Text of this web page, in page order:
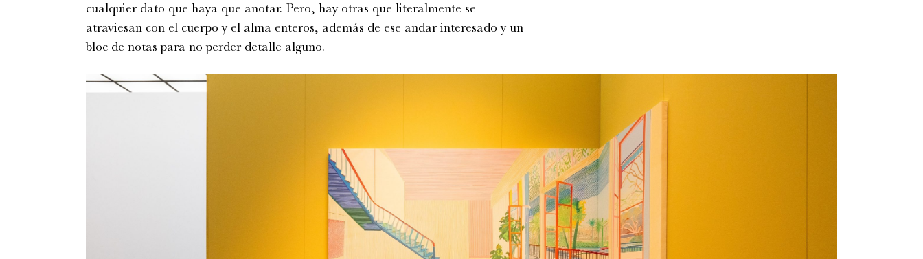
cualquier dato que haya que anotar. Pero, hay otras que literalmente se
atraviesan con el cuerpo y el alma enteros, además de ese andar interesado y un
bloc de notas para no perder detalle alguno.